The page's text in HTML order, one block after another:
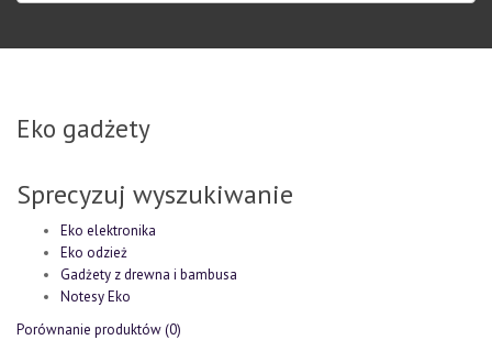
Eko gadżety
Sprecyzuj wyszukiwanie
Eko elektronika
Eko odzież
Gadżety z drewna i bambusa
Notesy Eko
Porównanie produktów (0)